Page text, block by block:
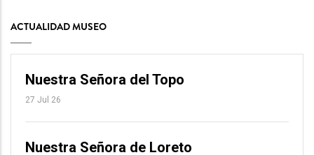
ACTUALIDAD MUSEO
Nuestra Señora del Topo
27 Jul 26
Nuestra Señora de Loreto